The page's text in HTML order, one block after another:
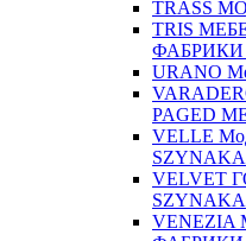
TRASS
TRIS
ФАБРИКИ
URANO
PAGED
VELLE
SZYNAKA
VELVET
SZYNAKA